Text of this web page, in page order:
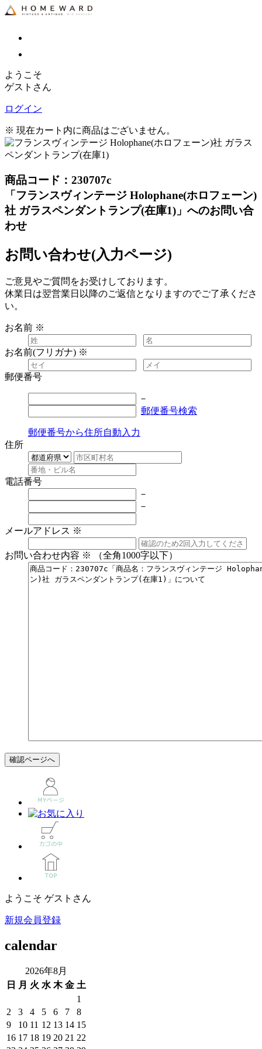
ようこそ
ゲストさん
ログイン
※ 現在カート内に商品はございません。
商品コード：230707c
「フランスヴィンテージ Holophane(ホロフェーン)
社 ガラスペンダントランプ(在庫1)」へのお問い合
わせ
お問い合わせ(入力ページ)
ご意見やご質問をお受けしております。
休業日は翌営業日以降のご返信となりますのでご了承くださ
い。
お名前 ※
お名前(フリガナ) ※
郵便番号
－
郵便番号検索
郵便番号から住所自動入力
住所
電話番号
－
－
メールアドレス ※
お問い合わせ内容 ※ （全角1000字以下）
ようこそ ゲストさん
新規会員登録
calendar
2026年8月
日
月 火 水 木 金 土
1
2
3 4 5 6 7
8
9
10 11 12 13 14 15
16 17 18 19 20 21 22